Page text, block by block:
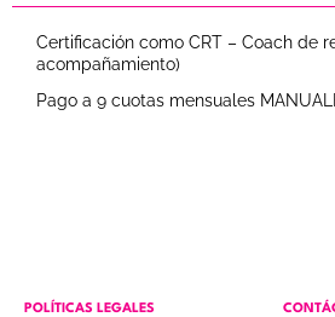
Certificación como CRT – Coach de
acompañamiento)
Pago a 9 cuotas mensuales
POLÍTICAS LEGALES